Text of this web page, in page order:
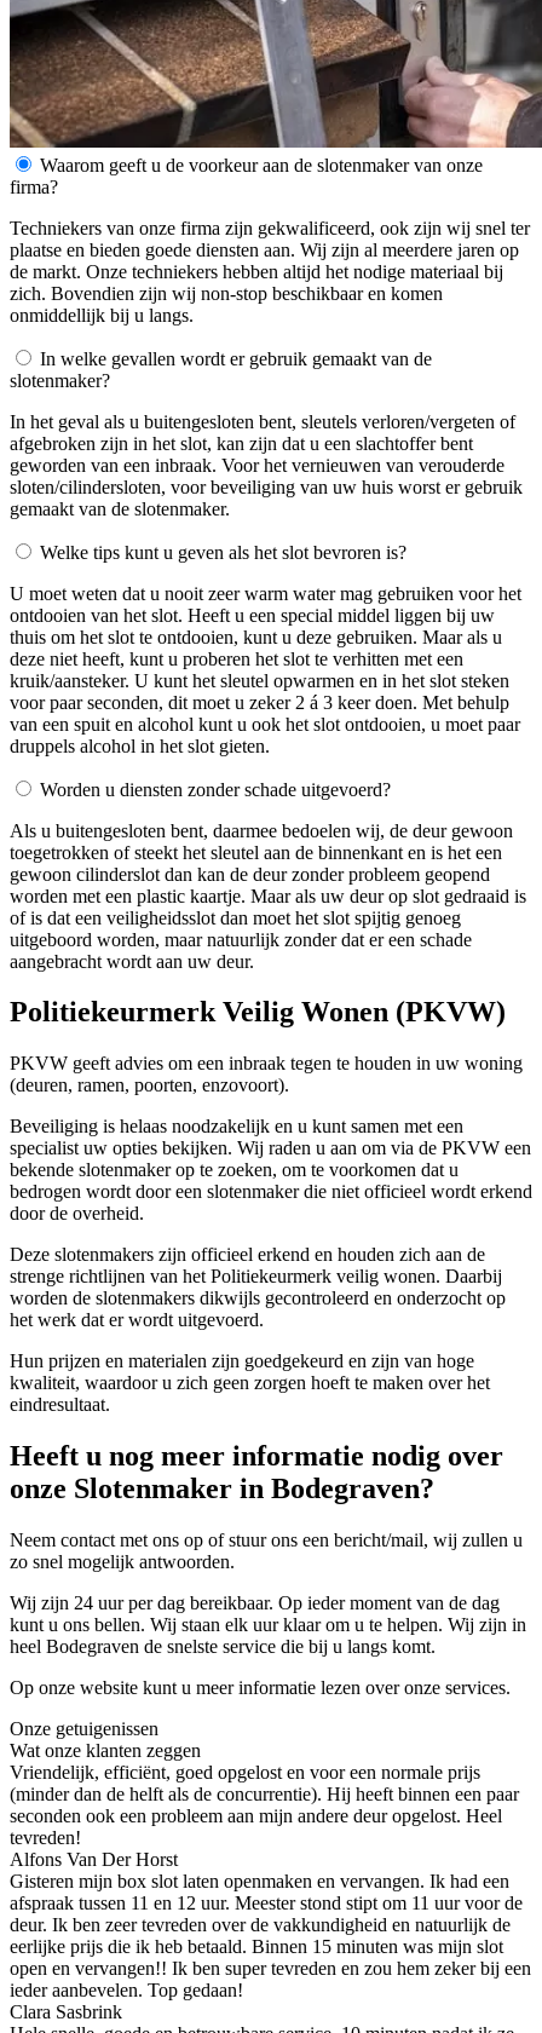
Waarom geeft u de voorkeur aan de slotenmaker van onze
firma?
Techniekers van onze firma zijn gekwalificeerd, ook zijn wij snel ter
plaatse en bieden goede diensten aan. Wij zijn al meerdere jaren op
de markt. Onze techniekers hebben altijd het nodige materiaal bij
zich. Bovendien zijn wij non-stop beschikbaar en komen
onmiddellijk bij u langs.
In welke gevallen wordt er gebruik gemaakt van de
slotenmaker?
In het geval als u buitengesloten bent, sleutels verloren/vergeten of
afgebroken zijn in het slot, kan zijn dat u een slachtoffer bent
geworden van een inbraak. Voor het vernieuwen van verouderde
sloten/cilindersloten, voor beveiliging van uw huis worst er gebruik
gemaakt van de slotenmaker.
Welke tips kunt u geven als het slot bevroren is?
U moet weten dat u nooit zeer warm water mag gebruiken voor het
ontdooien van het slot. Heeft u een special middel liggen bij uw
thuis om het slot te ontdooien, kunt u deze gebruiken. Maar als u
deze niet heeft, kunt u proberen het slot te verhitten met een
kruik/aansteker. U kunt het sleutel opwarmen en in het slot steken
voor paar seconden, dit moet u zeker 2 á 3 keer doen. Met behulp
van een spuit en alcohol kunt u ook het slot ontdooien, u moet paar
druppels alcohol in het slot gieten.
Worden u diensten zonder schade uitgevoerd?
Als u buitengesloten bent, daarmee bedoelen wij, de deur gewoon
toegetrokken of steekt het sleutel aan de binnenkant en is het een
gewoon cilinderslot dan kan de deur zonder probleem geopend
worden met een plastic kaartje. Maar als uw deur op slot gedraaid is
of is dat een veiligheidsslot dan moet het slot spijtig genoeg
uitgeboord worden, maar natuurlijk zonder dat er een schade
aangebracht wordt aan uw deur.
Politiekeurmerk Veilig Wonen (PKVW)
PKVW geeft advies om een inbraak tegen te houden in uw woning
(deuren, ramen, poorten, enzovoort).
Beveiliging is helaas noodzakelijk en u kunt samen met een
specialist uw opties bekijken. Wij raden u aan om via de PKVW een
bekende slotenmaker op te zoeken, om te voorkomen dat u
bedrogen wordt door een slotenmaker die niet officieel wordt erkend
door de overheid.
Deze slotenmakers zijn officieel erkend en houden zich aan de
strenge richtlijnen van het Politiekeurmerk veilig wonen. Daarbij
worden de slotenmakers dikwijls gecontroleerd en onderzocht op
het werk dat er wordt uitgevoerd.
Hun prijzen en materialen zijn goedgekeurd en zijn van hoge
kwaliteit, waardoor u zich geen zorgen hoeft te maken over het
eindresultaat.
Heeft u nog meer informatie nodig over
onze Slotenmaker in Bodegraven?
Neem contact met ons op of stuur ons een bericht/mail, wij zullen u
zo snel mogelijk antwoorden.
Wij zijn 24 uur per dag bereikbaar. Op ieder moment van de dag
kunt u ons bellen. Wij staan elk uur klaar om u te helpen. Wij zijn in
heel Bodegraven de snelste service die bij u langs komt.
Op onze website kunt u meer informatie lezen over onze services.
Onze getuigenissen
Wat onze klanten zeggen
Vriendelijk, efficiënt, goed opgelost en voor een normale prijs
(minder dan de helft als de concurrentie). Hij heeft binnen een paar
seconden ook een probleem aan mijn andere deur opgelost. Heel
tevreden!
Alfons Van Der Horst
Gisteren mijn box slot laten openmaken en vervangen. Ik had een
afspraak tussen 11 en 12 uur. Meester stond stipt om 11 uur voor de
deur. Ik ben zeer tevreden over de vakkundigheid en natuurlijk de
eerlijke prijs die ik heb betaald. Binnen 15 minuten was mijn slot
open en vervangen!! Ik ben super tevreden en zou hem zeker bij een
ieder aanbevelen. Top gedaan!
Clara Sasbrink